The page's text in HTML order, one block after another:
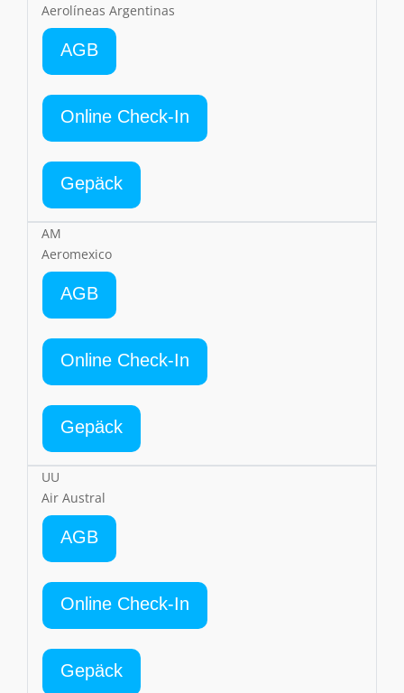
Aerolíneas Argentinas
AGB
Online Check-In
Gepäck
AM
Aeromexico
AGB
Online Check-In
Gepäck
UU
Air Austral
AGB
Online Check-In
Gepäck